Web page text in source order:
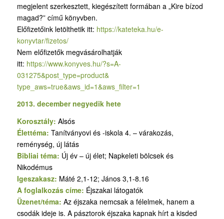
megjelent szerkesztett, kiegészített formában a „Kire bízod
magad?” című könyvben.
Előfizetőink letölthetik itt: https://kateteka.hu/e-
konyvtar/fizetos/
Nem előfizetők megvásárolhatják
itt: https://www.konyves.hu/?s=A-
031275&post_type=product&
type_aws=true&aws_id=1&aws_ filter=1
2013. december negyedik hete
Korosztály: Alsós
Élettéma: Tanítványovi és -iskola 4. – várakozás,
reménység, új látás
Bibliai téma: Új év – új élet; Napkeleti bölcsek és
Nikodémus
Igeszakasz: Máté 2,1-12; János 3,1-8.16
A foglalkozás címe: Éjszakai látogatók
Üzenet/téma: Az éjszaka nemcsak a félelmek, hanem a
csodák ideje is. A pásztorok éjszaka kapnak hírt a kisded